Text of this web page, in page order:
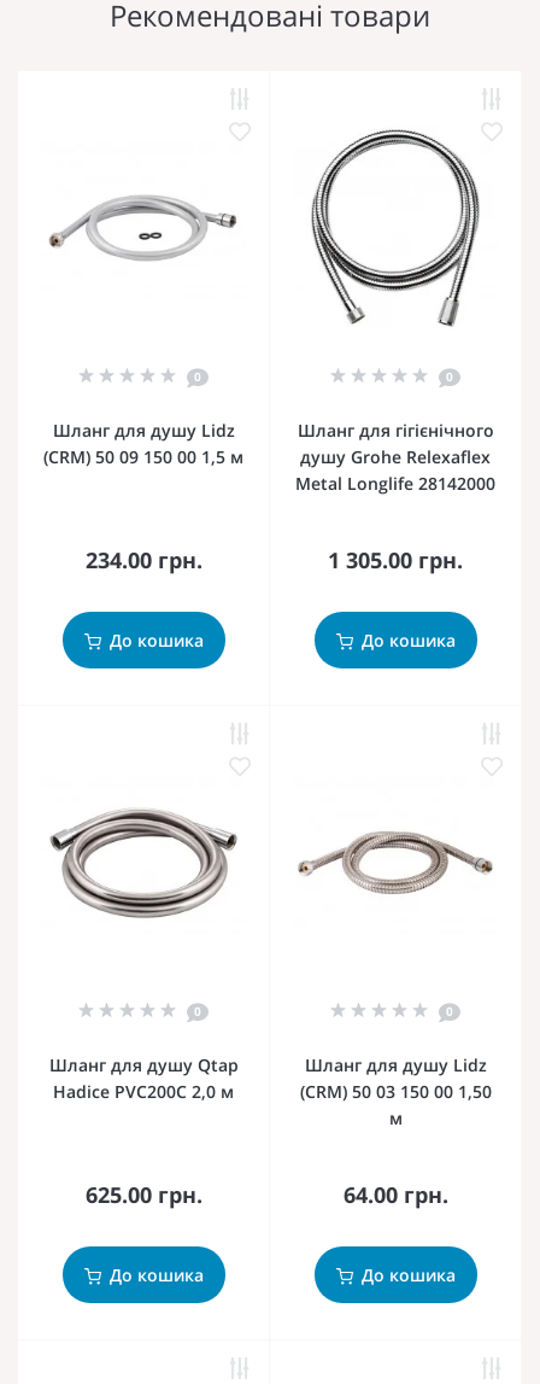
Рекомендовані товари
0
Шланг для душу Lidz
(CRM) 50 09 150 00 1,5 м
234.00 грн.
До кошика
0
Шланг для гігієнічного
душу Grohe Relexaflex
Metal Longlife 28142000
1 305.00 грн.
До кошика
0
Шланг для душу Qtap
Hadice PVC200C 2,0 м
625.00 грн.
До кошика
0
Шланг для душу Lidz
(CRM) 50 03 150 00 1,50
м
64.00 грн.
До кошика